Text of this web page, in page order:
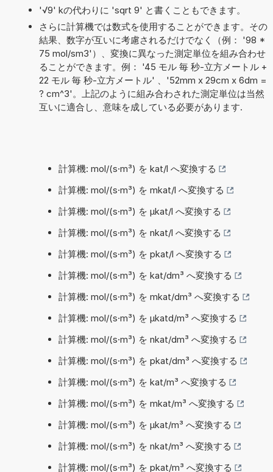
'√9' kの代わりに 'sqrt 9' と書くこともできます。
さらに計算機では数式を使用することができます。その
結果、数字が互いに考慮されるだけでなく（例： '98 *
75 mol/sm3'）、変換に異なった測定単位を組み合わせ
ることができます。例： '45 モル 毎 秒-立方メートル +
22 モル 毎 秒-立方メートル' 、'52mm x 29cm x 6dm =
? cm^3'。上記のように組み合わされた測定単位は当然
互いに適合し、意味を成している必要があります.
計算機: mol/(s·m³) を kat/l へ変換する
計算機: mol/(s·m³) を mkat/l へ変換する
計算機: mol/(s·m³) を µkat/l へ変換する
計算機: mol/(s·m³) を nkat/l へ変換する
計算機: mol/(s·m³) を pkat/l へ変換する
計算機: mol/(s·m³) を kat/dm³ へ変換する
計算機: mol/(s·m³) を mkat/dm³ へ変換する
計算機: mol/(s·m³) を µkatd/m³ へ変換する
計算機: mol/(s·m³) を nkat/dm³ へ変換する
計算機: mol/(s·m³) を pkat/dm³ へ変換する
計算機: mol/(s·m³) を kat/m³ へ変換する
計算機: mol/(s·m³) を mkat/m³ へ変換する
計算機: mol/(s·m³) を µkat/m³ へ変換する
計算機: mol/(s·m³) を nkat/m³ へ変換する
計算機: mol/(s·m³) を pkat/m³ へ変換する